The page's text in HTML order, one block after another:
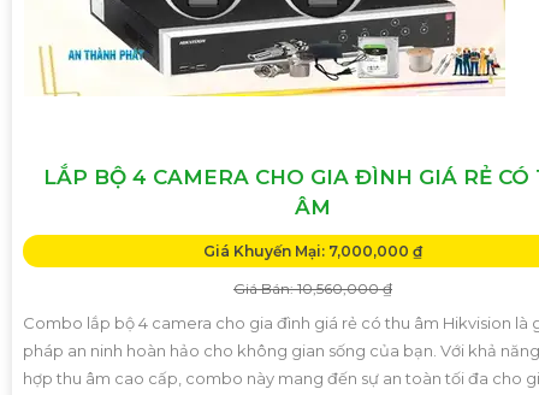
LẮP BỘ 4 CAMERA CHO GIA ĐÌNH GIÁ RẺ CÓ
ÂM
Giá Khuyến Mại: 7,000,000 ₫
Giá Bán: 10,560,000 ₫
Combo lắp bộ 4 camera cho gia đình giá rẻ có thu âm Hikvision là
pháp an ninh hoàn hảo cho không gian sống của bạn. Với khả
hợp thu âm cao cấp, combo này mang đến sự an toàn tối đa cho